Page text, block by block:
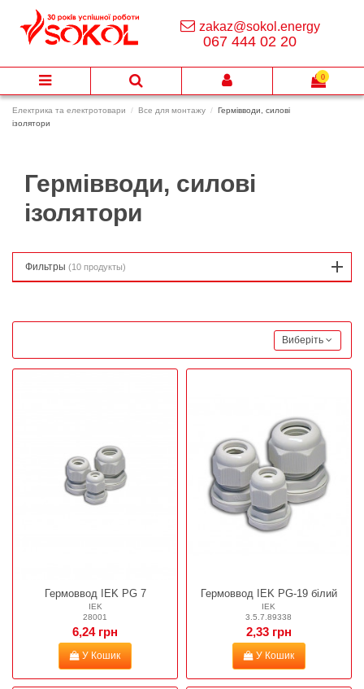
Електрика та електротовари Все для монтажу
Гермівводи, силові
ізолятори
Гермівводи, силові
ізолятори
Виберіть
Гермоввод IEK PG 7
IEK
28001
6,24 грн
У Кошик
Гермоввод IEK PG-19 білий
IEK
3.5.7.89338
2,33 грн
У Кошик
Фильтры (10 продукты)
zakaz@sokol.energy
067 444 02 20
0